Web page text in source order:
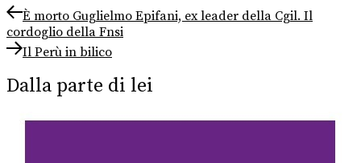
Navigazione
articoli
Previous
post:
È morto Guglielmo Epifani, ex leader della Cgil. Il
cordoglio della Fnsi
Next
post:
Il Perù in bilico
Dalla parte di lei